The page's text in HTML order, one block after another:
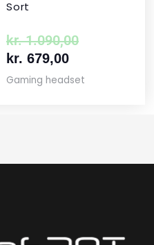
Sort
kr.1.090,00
kr. 679,00
Gaming headset